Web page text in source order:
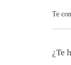
Te
¿Te